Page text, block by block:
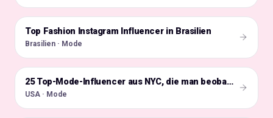
🇧🇷
Top Fashion Instagram Influencer in Brasilien
Brasilien · Mode
🇺🇸 25 Top-Mode-Influencer aus NYC, die man beobachten sollte
USA · Mode